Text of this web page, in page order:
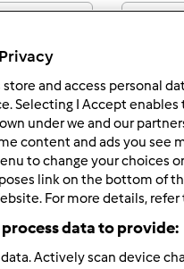
dal mese di ottobre, dopo
store and access personal
Selecting I Accept
under we and our
content and ads you see
to change your choices
link on the bottom of
For more details, refer
data to provide:
Actively scan device